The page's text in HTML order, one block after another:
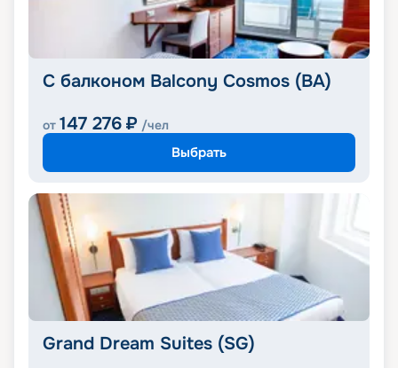
С балконом Balcony Cosmos (BA)
от 147 276 ₽ /чел
Выбрать
Grand Dream Suites (SG)